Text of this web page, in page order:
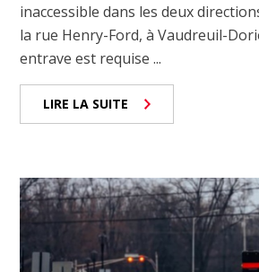
inaccessible dans les deux
la rue Henry-Ford, à Vaudreuil-
entrave est requise ...
LIRE LA SUITE